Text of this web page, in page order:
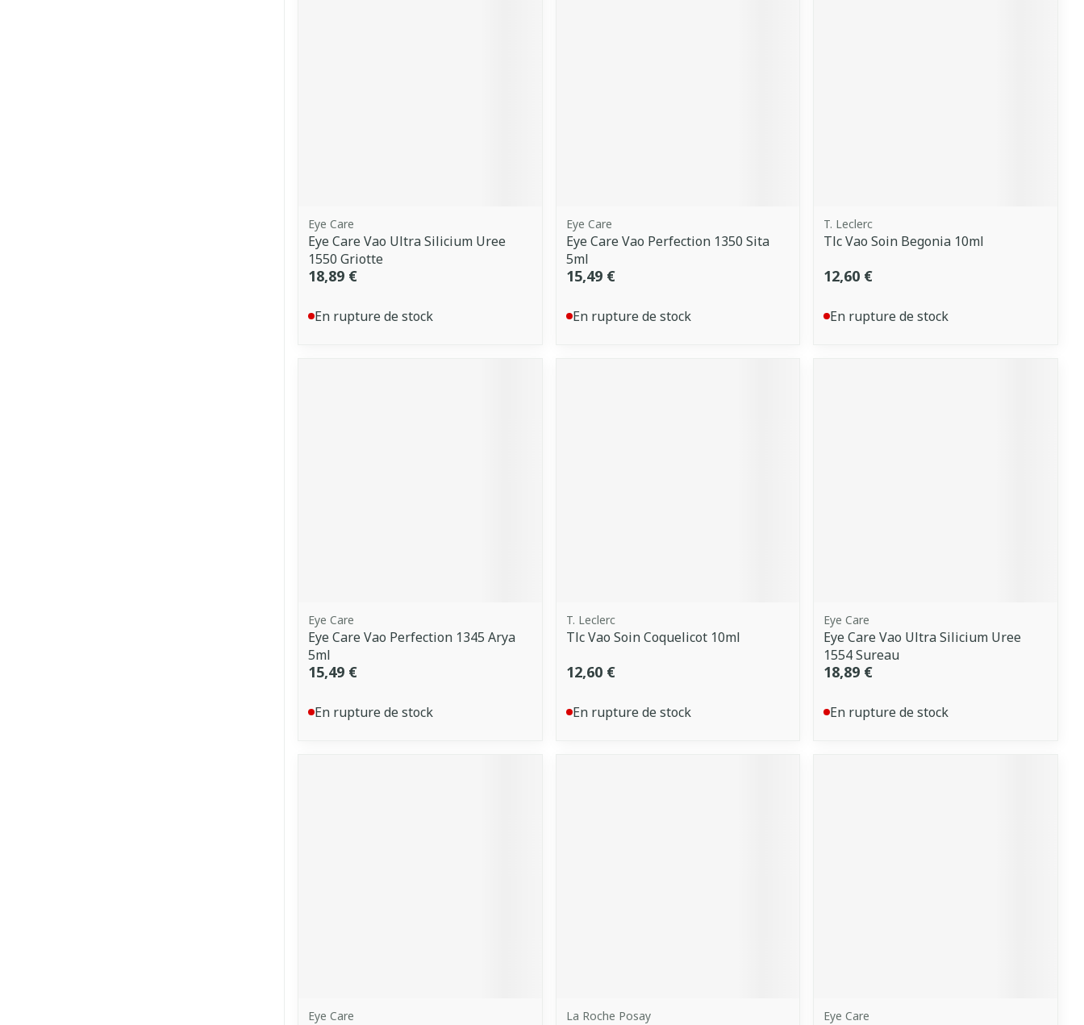
Eye Care
Eye Care Vao Ultra Silicium Uree
1550 Griotte
18,89 €
En rupture de stock
Eye Care
Eye Care Vao Perfection 1350 Sita
5ml
15,49 €
En rupture de stock
T. Leclerc
Tlc Vao Soin Begonia 10ml
12,60 €
En rupture de stock
Eye Care
Eye Care Vao Perfection 1345 Arya
5ml
15,49 €
En rupture de stock
T. Leclerc
Tlc Vao Soin Coquelicot 10ml
12,60 €
En rupture de stock
Eye Care
Eye Care Vao Ultra Silicium Uree
1554 Sureau
18,89 €
En rupture de stock
Eye Care La Roche Posay Eye Care